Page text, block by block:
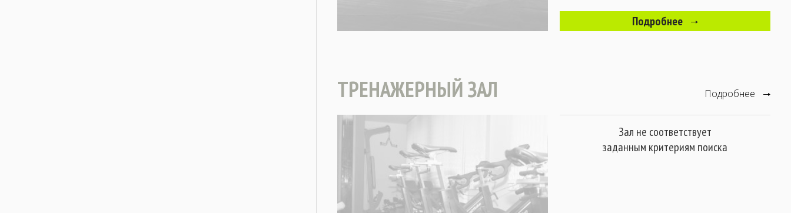
Подробнее
Подробнее
ТРЕНАЖЕРНЫЙ ЗАЛ
Зал не соответствует
заданным критериям поиска